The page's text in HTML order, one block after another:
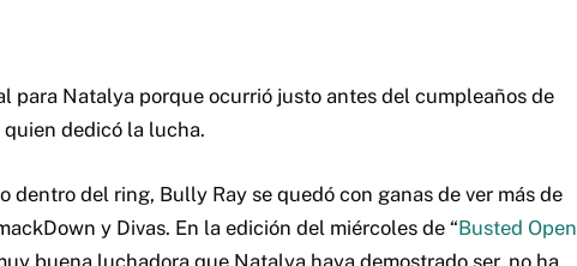
para Natalya porque ocurrió justo antes del cumpleaños de
dedicó la lucha.
dentro del ring, Bully Ray se quedó con ganas de ver más de
y Divas. En la edición del miércoles de “Busted Open
buena luchadora que Natalya haya demostrado ser, no ha